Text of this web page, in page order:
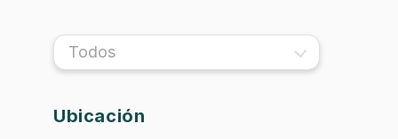
Todos
Ubicación